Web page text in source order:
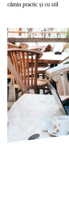
cămin practic și cu stil